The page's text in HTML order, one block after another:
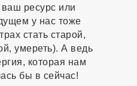
ресурс или
у нас тоже
стать старой,
умереть). А ведь
которая нам
бы в сейчас!